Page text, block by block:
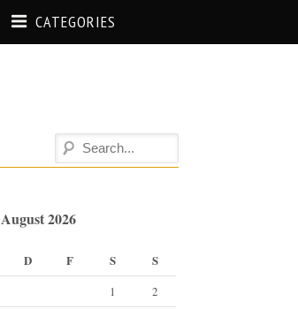
CATEGORIES
August 2026
D F S S
1
2